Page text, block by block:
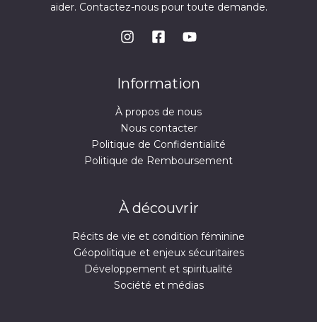
aider. Contactez-nous pour toute demande.
Information
À propos de nous
Nous contacter
Politique de Confidentialité
Politique de Remboursement
À découvrir
Récits de vie et condition féminine
Géopolitique et enjeux sécuritaires
Développement et spiritualité
Société et médias